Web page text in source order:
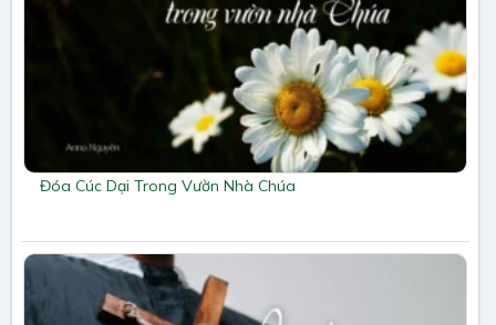
Đóa Cúc Dại Trong Vườn Nhà Chúa